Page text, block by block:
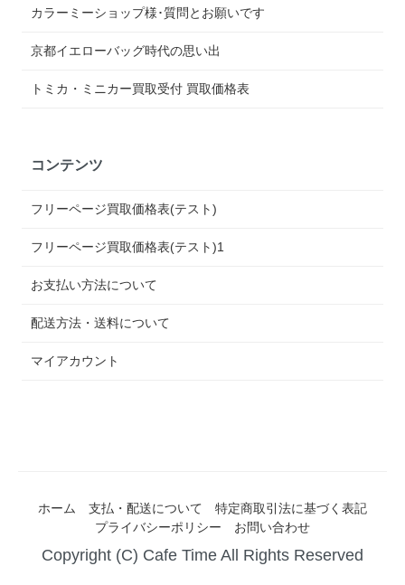
カラーミーショップ様･質問とお願いです
京都イエローバッグ時代の思い出
トミカ・ミニカー買取受付 買取価格表
コンテンツ
フリーページ買取価格表(テスト)
フリーページ買取価格表(テスト)1
お支払い方法について
配送方法・送料について
マイアカウント
ホーム 支払・配送について
特定商取引法に基づく表記
プライバシーポリシー
お問い合わせ
Copyright (C) Cafe Time All Rights Reserved